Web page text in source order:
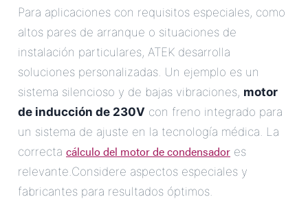
Para aplicaciones con requisitos especiales, como
altos pares de arranque o situaciones de
instalación particulares, ATEK desarrolla
soluciones personalizadas. Un ejemplo es un
sistema silencioso y de bajas vibraciones, motor
de inducción de 230V con freno integrado para
un sistema de ajuste en la tecnología médica. La
correcta cálculo del motor de condensador es
relevante.Considere aspectos especiales y
fabricantes para resultados óptimos.